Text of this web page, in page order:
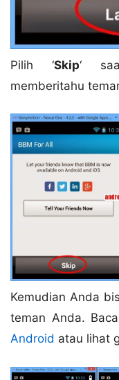
Pilih ‘Skip‘
memberitahu
Kemudian Anda
teman Anda.
Android atau lihat